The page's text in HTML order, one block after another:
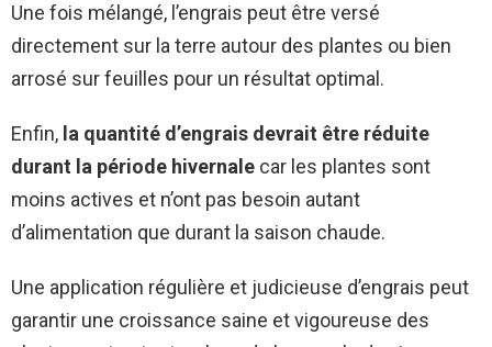
Une fois mélangé, l’engrais peut être versé
directement sur la terre autour des plantes ou bien
arrosé sur feuilles pour un résultat optimal.
Enfin, la quantité d’engrais devrait être réduite
durant la période hivernale car les plantes sont
moins actives et n’ont pas besoin autant
d’alimentation que durant la saison chaude.
Une application régulière et judicieuse d’engrais peut
garantir une croissance saine et vigoureuse des